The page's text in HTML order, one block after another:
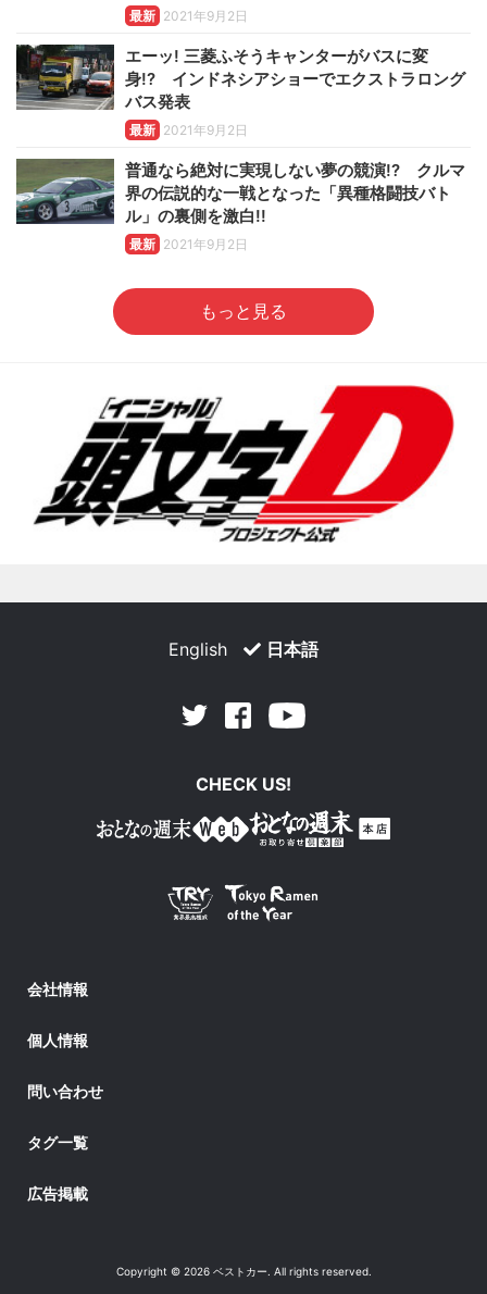
最新 2021年9月2日
エーッ! 三菱ふそうキャンターがバスに変
身!? インドネシアショーでエクストラロング
バス発表
最新 2021年9月2日
普通なら絶対に実現しない夢の競演!? クルマ
界の伝説的な一戦となった「異種格闘技バト
ル」の裏側を激白!!
最新 2021年9月2日
もっと見る
English 日本語
Twitter Facebook
CHECK US!
会社情報
個人情報
問い合わせ
タグ一覧
広告掲載
Copyright © 2026 ベストカー. All rights reserved.